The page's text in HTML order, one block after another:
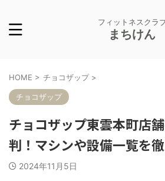
フィットネスクラ
まちけん
HOME > チョコザップ >
チョコザップ
チョコザップ東雲本町店
判！マシンや設備一覧を
2024年11月5日